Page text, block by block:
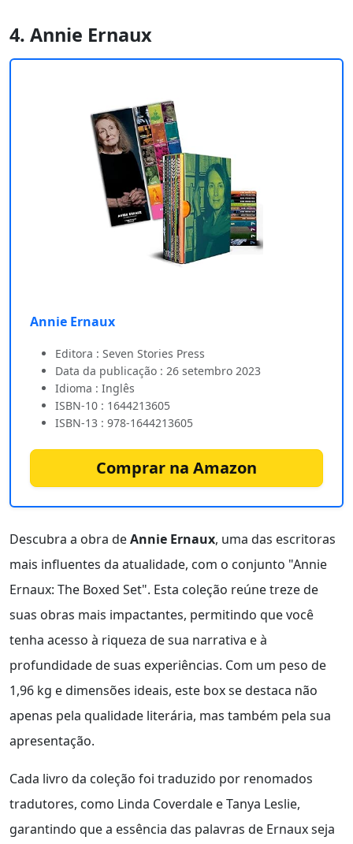
4. Annie Ernaux
Annie Ernaux
Editora : Seven Stories Press
Data da publicação : 26 setembro 2023
Idioma : Inglês
ISBN-10 : 1644213605
ISBN-13 : 978-1644213605
Comprar na Amazon
Descubra a obra deAnnie Ernaux, uma das escritoras
mais influentes da atualidade, com o conjunto "Annie
Ernaux: The Boxed Set". Esta coleção reúne treze de
suas obras mais impactantes, permitindo que você
tenha acesso à riqueza de sua narrativa e à
profundidade de suas experiências. Com um peso de
1,96 kg e dimensões ideais, este box se destaca não
apenas pela qualidade literária, mas também pela sua
apresentação.
Cada livro da coleção foi traduzido por renomados
tradutores, como Linda Coverdale e Tanya Leslie,
garantindo que a essência das palavras de Ernaux seja